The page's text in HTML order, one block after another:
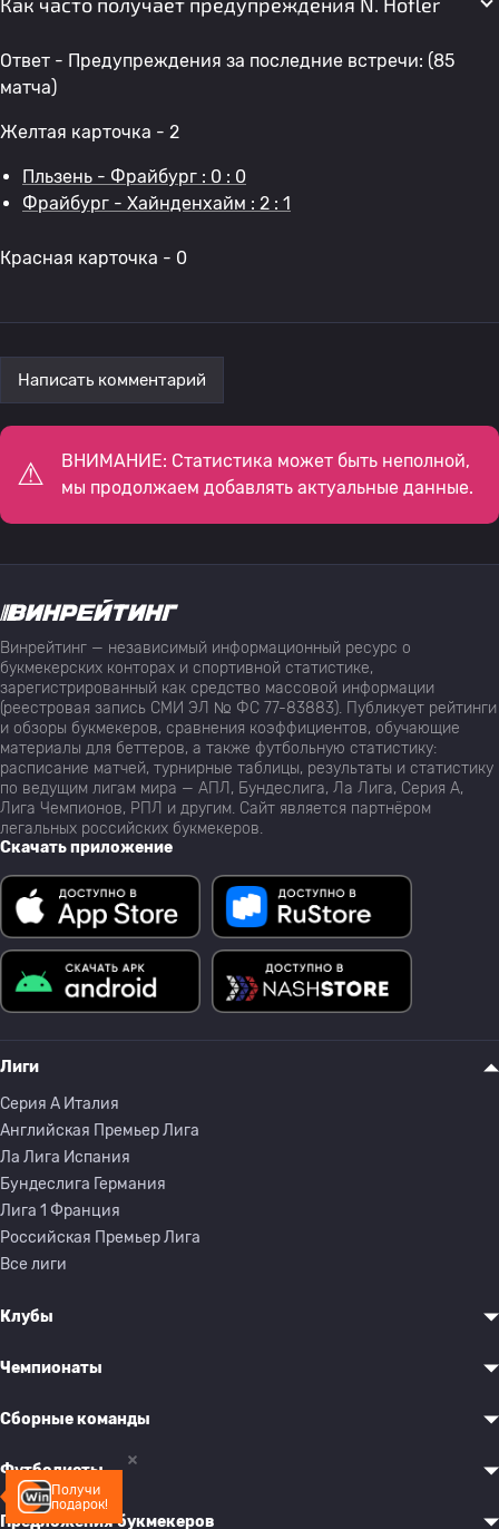
Ответ - Предупреждения за последние встречи: (85
матча)
Желтая карточка - 2
Пльзень - Фрайбург : 0 : 0
Фрайбург - Хайнденхайм : 2 : 1
Красная карточка - 0
Написать комментарий
ВНИМАНИЕ: Статистика может быть неполной,
мы продолжаем добавлять актуальные данные.
Получи
подарок!
Винрейтинг — независимый информационный ресурс о
букмекерских конторах и спортивной статистике,
зарегистрированный как средство массовой информации
(реестровая запись СМИ ЭЛ № ФС 77-83883). Публикует рейтинги
и обзоры букмекеров, сравнения коэффициентов, обучающие
материалы для беттеров, а также футбольную статистику:
расписание матчей, турнирные таблицы, результаты и статистику
по ведущим лигам мира — АПЛ, Бундеслига, Ла Лига, Серия А,
Лига Чемпионов, РПЛ и другим. Сайт является партнёром
легальных российских букмекеров.
Скачать приложение
Лиги
Серия A Италия
Английская Премьер Лига
Ла Лига Испания
Бундеслига Германия
Лига 1 Франция
Российская Премьер Лига
Все лиги
Клубы
Чемпионаты
Сборные команды
Футболисты
Предложения букмекеров